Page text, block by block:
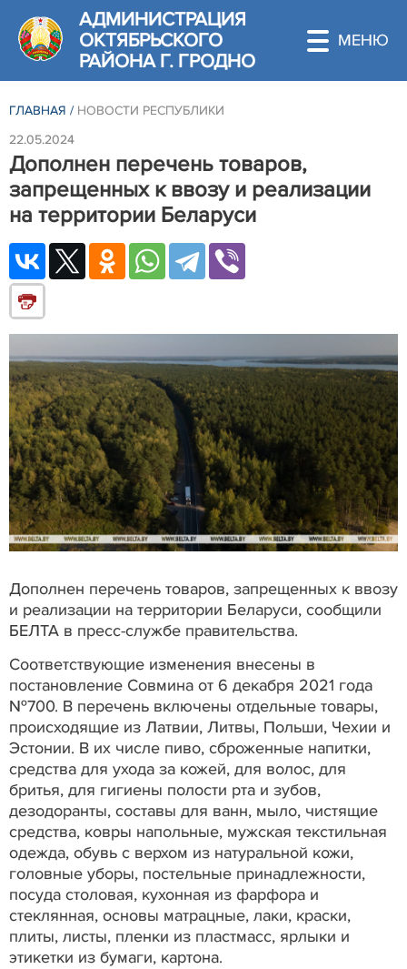
АДМИНИСТРАЦИЯ
ОКТЯБРЬСКОГО
РАЙОНА Г. ГРОДНО
ГЛАВНАЯ / НОВОСТИ РЕСПУБЛИКИ
22.05.2024
Дополнен перечень товаров,
запрещенных к ввозу и реализации
на территории Беларуси
Дополнен перечень товаров, запрещенных к ввозу
и реализации на территории Беларуси, сообщили
БЕЛТА в пресс-службе правительства.
Соответствующие изменения внесены в
постановление Совмина от 6 декабря 2021 года
№700. В перечень включены отдельные товары,
происходящие из Латвии, Литвы, Польши, Чехии и
Эстонии. В их числе пиво, сброженные напитки,
средства для ухода за кожей, для волос, для
бритья, для гигиены полости рта и зубов,
дезодоранты, составы для ванн, мыло, чистящие
средства, ковры напольные, мужская текстильная
одежда, обувь с верхом из натуральной кожи,
головные уборы, постельные принадлежности,
посуда столовая, кухонная из фарфора и
стеклянная, основы матрацные, лаки, краски,
плиты, листы, пленки из пластмасс, ярлыки и
этикетки из бумаги, картона.